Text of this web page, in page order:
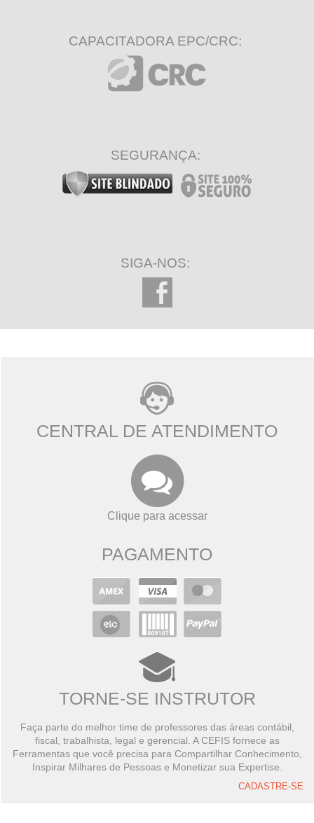
CAPACITADORA EPC/CRC:
SEGURANÇA:
SIGA-NOS:
CENTRAL DE ATENDIMENTO
Clique para acessar
PAGAMENTO
TORNE-SE INSTRUTOR
Faça parte do melhor time de professores das áreas contábil,
fiscal, trabalhista, legal e gerencial. A CEFIS fornece as
Ferramentas que você precisa para Compartilhar Conhecimento,
Inspirar Milhares de Pessoas e Monetizar sua Expertise.
CADASTRE-SE